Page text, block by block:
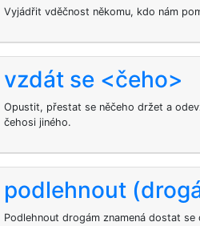
Vyjádřit vděčnost někomu, kdo nám
vzdát se <čeho>
Opustit, přestat se něčeho držet a
čehosi jiného.
podlehnout
Podlehnout drogám znamená dostat